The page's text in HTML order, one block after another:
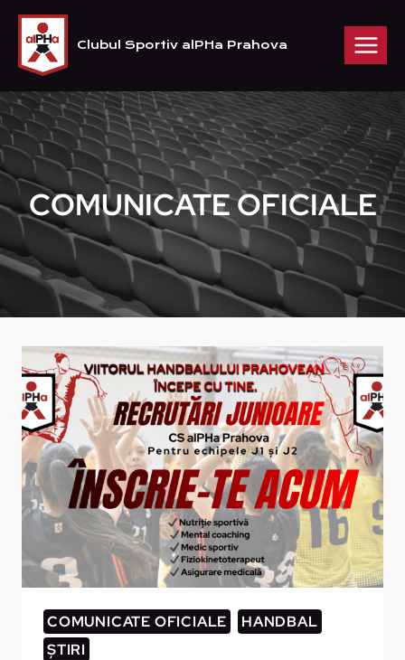
Skip
content
Clubul Sportiv alPHa Prahova
COMUNICATE OFICIALE
COMUNICATE OFICIALE
HANDBAL
ȘTIRI